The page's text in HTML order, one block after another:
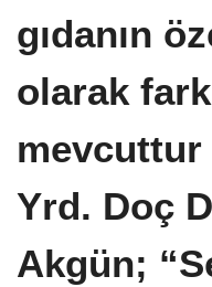
gıdanın
olarak
mevcuttur
Yrd. Doç
Akgün;